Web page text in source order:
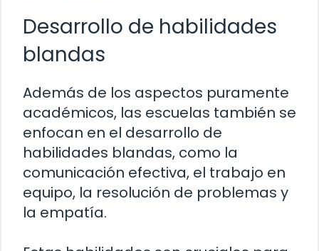
Desarrollo de habilidades
blandas
Además de los aspectos puramente
académicos, las escuelas también se
enfocan en el desarrollo de
habilidades blandas, como la
comunicación efectiva, el trabajo en
equipo, la resolución de problemas y
la empatía.